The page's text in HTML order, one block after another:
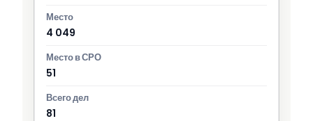
4 049
51
81